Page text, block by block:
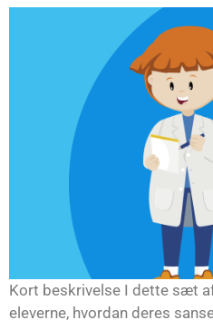
Kort beskrivelse I dette sæt
eleverne, hvordan deres